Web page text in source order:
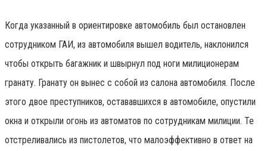
Когда указанный в ориентировке автомобиль был остановлен
сотрудником ГАИ, из автомобиля вышел водитель, наклонился
чтобы открыть багажник и швырнул под ноги милиционерам
гранату. Гранату он вынес с собой из салона автомобиля. После
этого двое преступников, остававшихся в автомобиле, опустили
окна и открыли огонь из автоматов по сотрудникам милиции. Те
отстреливались из пистолетов, что малоэффективно в ответ на